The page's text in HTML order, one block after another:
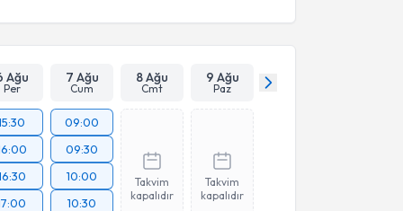
Ağu
Per
7 Ağu
Cum
8 Ağu
Cmt
9 Ağu
Paz
09:00
09:30
10:00
10:30
Takvim
kapalıdır
Takvim
kapalıdır